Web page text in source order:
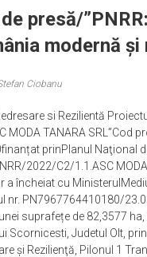
presă/
modernă
Ciobanu
si Rezilientă
MODA TANARA SRL”Cod
prinPlanul Naţional
2022/C2/1.1.ASC
a încheiat cu
nr. PN7967764410180/
suprafețe de 82,3577
Scornicesti, Judetul Olt,
și Rezilienţă, Pilonul 1